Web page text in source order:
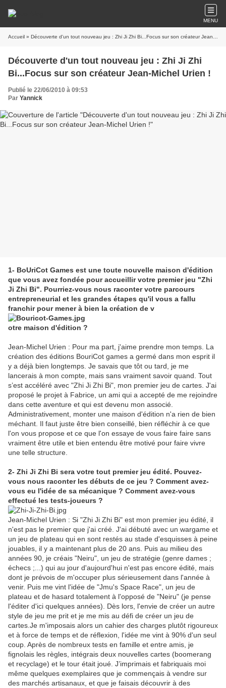
MENU
Accueil » Découverte d'un tout nouveau jeu : Zhi Ji Zhi Bi...Focus sur son créateur Jean-Michel Urien !
Découverte d'un tout nouveau jeu : Zhi Ji Zhi
Bi...Focus sur son créateur Jean-Michel Urien !
Publié le 22/06/2010 à 09:53
Par Yannick
1- BoUriCot Games est une toute nouvelle maison d'édition
que vous avez fondée pour accueillir votre premier jeu "Zhi
Ji Zhi Bi". Pourriez-vous nous raconter votre parcours
entrepreneurial et les grandes étapes qu'il vous a fallu
franchir pour mener à bien la création de v
otre maison d'édition ?
Jean-Michel Urien : Pour ma part, j'aime prendre mon temps. La
création des éditions BouriCot games a germé dans mon esprit il
y a déjà bien longtemps. Je savais que tôt ou tard, je me
lancerais à mon compte, mais sans vraiment savoir quand. Tout
s’est accéléré avec "Zhi Ji Zhi Bi", mon premier jeu de cartes. J'ai
proposé le projet à Fabrice, un ami qui a accepté de me rejoindre
dans cette aventure et qui est devenu mon associé.
Administrativement, monter une maison d'édition n'a rien de bien
méchant. Il faut juste être bien conseillé, bien réfléchir à ce que
l'on vous propose et ce que l'on essaye de vous faire faire sans
vraiment être utile et bien entendu être motivé pour faire vivre
une telle structure.
2- Zhi Ji Zhi Bi sera votre tout premier jeu édité. Pouvez-
vous nous raconter les débuts de ce jeu ? Comment avez-
vous eu l'idée de sa mécanique ? Comment avez-vous
effectué les tests-joueurs ?
Jean-Michel Urien : Si "Zhi Ji Zhi Bi" est mon premier jeu édité, il
n'est pas le premier que j'ai créé. J'ai débuté avec un wargame et
un jeu de plateau qui en sont restés au stade d'esquisses à peine
jouables, il y a maintenant plus de 20 ans. Puis au milieu des
années 90, je créais "Neiru", un jeu de stratégie (genre dames ;
échecs ;...) qui au jour d'aujourd'hui n'est pas encore édité, mais
dont je prévois de m'occuper plus sérieusement dans l'année à
venir. Puis me vint l'idée de "Jmu's Space Race", un jeu de
plateau et de hasard totalement à l'opposé de "Neiru" (je pense
l'éditer d'ici quelques années). Dès lors, l'envie de créer un autre
style de jeu me prit et je me mis au défi de créer un jeu de
cartes.Je m'imposais alors un cahier des charges plutôt rigoureux
et à force de temps et de réflexion, l'idée me vint à 90% d'un seul
coup. Après de nombreux tests en famille et entre amis, je
fignolais les règles, intégrais deux nouvelles cartes (boomerang
et recyclage) et le tour était joué. J’imprimais et fabriquais moi
même quelques exemplaires que je commençais à vendre sur
des marchés artisanaux, et que je faisais découvrir à des